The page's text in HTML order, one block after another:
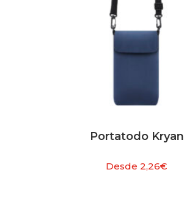
Portatodo Kryan
Desde2,26€